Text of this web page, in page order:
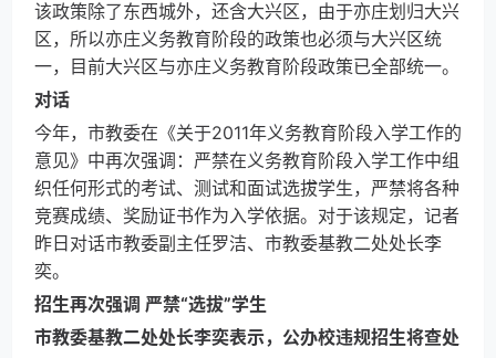
该政策除了东西城外，还含大兴区，由于亦庄划归大兴
区，所以亦庄义务教育阶段的政策也必须与大兴区统
一，目前大兴区与亦庄义务教育阶段政策已全部统一。
对话
今年，市教委在《关于2011年义务教育阶段入学工作的
意见》中再次强调：严禁在义务教育阶段入学工作中组
织任何形式的考试、测试和面试选拔学生，严禁将各种
竞赛成绩、奖励证书作为入学依据。对于该规定，记者
昨日对话市教委副主任罗洁、市教委基教二处处长李
奕。
招生再次强调 严禁“选拔”学生
市教委基教二处处长李奕表示，公办校违规招生将查处